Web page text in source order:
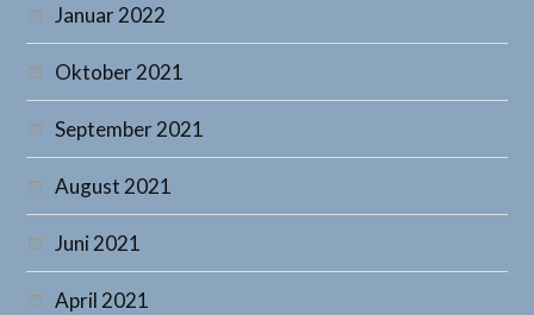
Januar 2022
Oktober 2021
September 2021
August 2021
Juni 2021
April 2021